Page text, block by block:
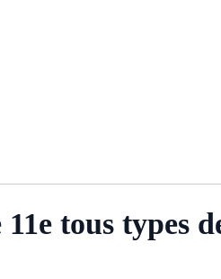
tous types